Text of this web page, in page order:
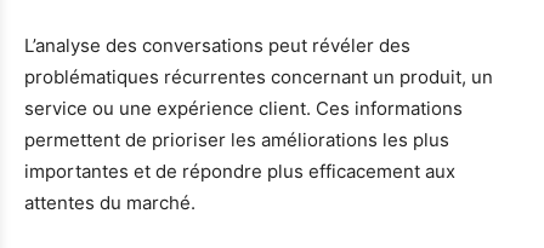
L’analyse des conversations peut révéler des
problématiques récurrentes concernant un produit, un
service ou une expérience client. Ces informations
permettent de prioriser les améliorations les plus
importantes et de répondre plus efficacement aux
attentes du marché.